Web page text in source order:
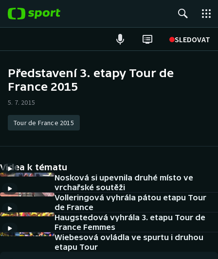
SLEDOVAT
Hokej
Atletika
DALŠÍ SPORTY
Americký fotbal
Baseball a softbal
NEPŘEHLÉDNĚTE
Historické návraty
Představení 3. etapy Tour de
France 2015
5. 7. 2015
Tour de France 2015
Videa k tématu
Nosková si upevnila druhé místo ve
vrchařské soutěži
Volleringová vyhrála pátou etapu Tour
de France
Haugstedová vyhrála 3. etapu Tour de
France Femmes
Wiebesová ovládla ve spurtu i druhou
etapu Tour